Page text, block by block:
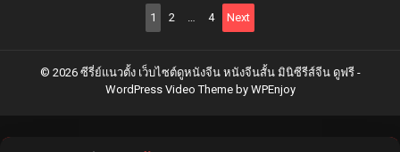
1 2 4 Next
© 2026 ซีรี่ย์แนวตั้ง เว็บไซต์ดูหนังจีน หนังจีนสั้น มินิซีรีส์จีน ดูฟรี -
WordPress Video Themeby WPEnjoy